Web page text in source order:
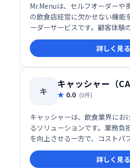
Mr.Menuは、セルフオーダーや
の飲食店経営に欠かせない機能
ーダーサービスです。顧客体験
削減を同時に実現できるため、
高いと言えます。
詳しく見る
キ
キャッシャー（
0.0 (0件)
キャッシャーは、飲食業界にお
るソリューションです。業務負
を向上させる一方で、コストパ
実現しています。これからの店
手として、導入を検討する価値
詳しく見る